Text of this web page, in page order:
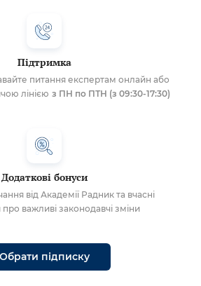
Підтримка
питання експертам онлайн або
лінією з ПН по ПТН (з 09:30-17:30)
Додаткові бонуси
від Академії Радник та вчасні
важливі законодавчі зміни
Обрати підписку